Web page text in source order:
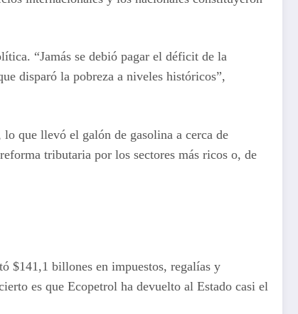
“Jamás se debió pagar el déficit de la
disparó la pobreza a niveles históricos”,
que llevó el galón de gasolina a cerca de
tributaria por los sectores más ricos o, de
$141,1 billones en impuestos, regalías y
es que Ecopetrol ha devuelto al Estado casi el